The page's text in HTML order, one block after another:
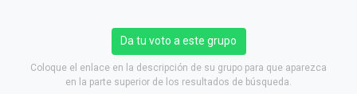
Da tu voto a este grupo
Coloque el enlace en la descripción de su grupo para que aparezca
en la parte superior de los resultados de búsqueda.